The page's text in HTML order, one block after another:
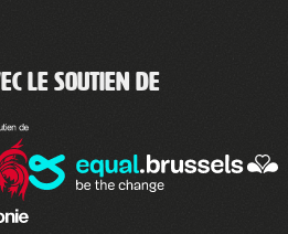
le soutien de